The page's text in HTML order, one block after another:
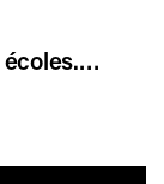
écoles.…